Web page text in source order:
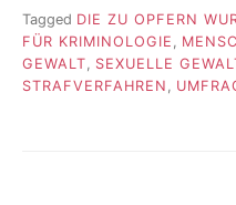
Tagged DIE ZU OPFERN
FÜR KRIMINOLOGIE ,
GEWALT, SEXUELLE
STRAFVERFAHREN ,